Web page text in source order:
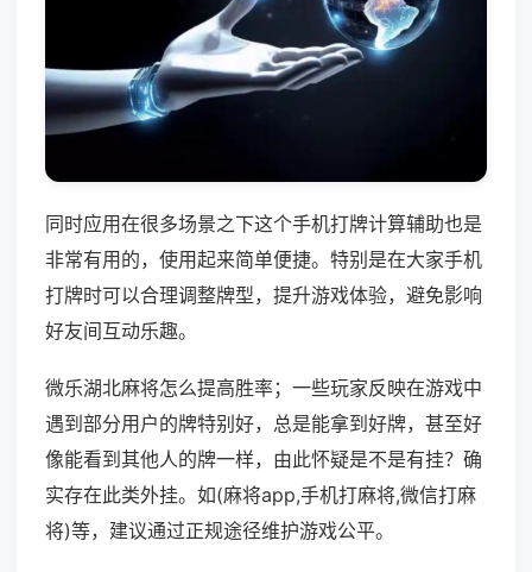
同时应用在很多场景之下这个手机打牌计算辅助也是
非常有用的，使用起来简单便捷。特别是在大家手机
打牌时可以合理调整牌型，提升游戏体验，避免影响
好友间互动乐趣。
微乐湖北麻将怎么提高胜率；一些玩家反映在游戏中
遇到部分用户的牌特别好，总是能拿到好牌，甚至好
像能看到其他人的牌一样，由此怀疑是不是有挂？确
实存在此类外挂。如(麻将app,手机打麻将,微信打麻
将)等，建议通过正规途径维护游戏公平。